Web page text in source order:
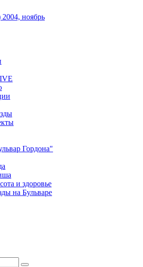
ноябрь
Гордона"
и здоровье
на Бульваре